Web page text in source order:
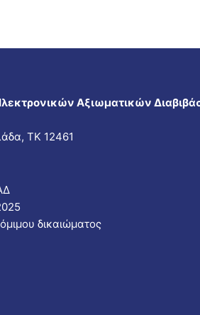
Αξιωματικών
ΤΚ 12461
δικαιώματος